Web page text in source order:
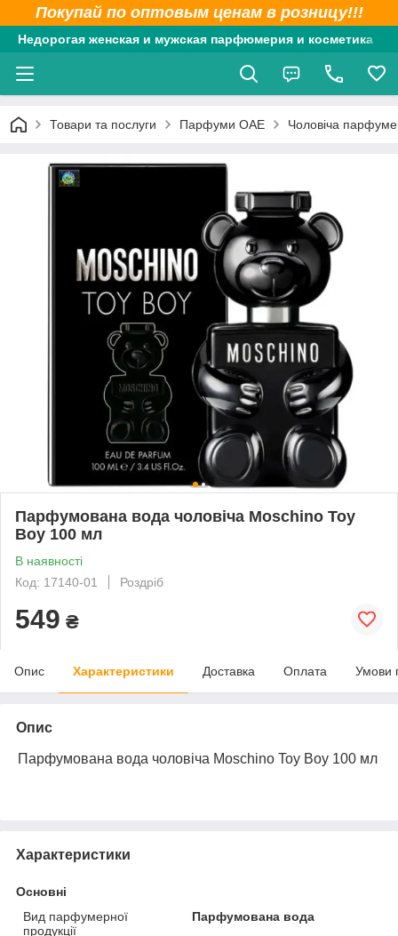
Покупай по оптовым ценам в розницу!!!
Недорогая женская и мужская парфюмерия и косметика
Товари та послуги Парфуми ОАЕ Чоловіча
Парфумована вода чоловіча Moschino Toy
Boy 100 мл
В наявності
Код: 17140-01
Роздріб
549 ₴
Опис Характеристики Доставка Оплата Умови
Опис
Парфумована вода чоловіча Moschino Toy Boy 100 мл
Характеристики
Основні
Вид парфумерної
продукції
Парфумована вода